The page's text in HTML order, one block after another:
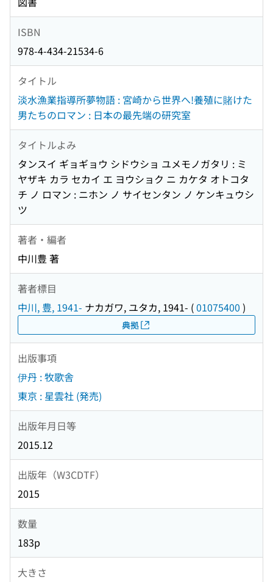
ISBN
978-4-434-21534-6
タイトル
淡水漁業指導所夢物語 : 宮崎から世界へ!養殖に賭けた
男たちのロマン : 日本の最先端の研究室
タイトルよみ
タンスイ ギョギョウ シドウショ ユメモノガタリ : ミ
ヤザキ カラ セカイ エ ヨウショク ニ カケタ オトコタ
チ ノ ロマン : ニホン ノ サイセンタン ノ ケンキュウシ
ツ
著者・編者
中川豊 著
著者標目
中川, 豊, 1941- ナカガワ, ユタカ, 1941- (01075400 )
典拠
出版事項
伊丹 : 牧歌舎
東京 : 星雲社 (発売)
出版年月日等
2015.12
出版年（W3CDTF）
2015
数量
183p
大きさ